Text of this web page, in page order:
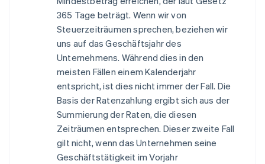
365 Tage beträgt. Wenn wir von
Steuerzeiträumen sprechen, beziehen wir
uns auf das Geschäftsjahr des
Unternehmens. Während dies in den
meisten Fällen einem Kalenderjahr
entspricht, ist dies nicht immer der Fall. Die
Basis der Ratenzahlung ergibt sich aus der
Summierung der Raten, die diesen
Zeiträumen entsprechen. Dieser zweite Fall
gilt nicht, wenn das Unternehmen seine
Geschäftstätigkeit im Vorjahr